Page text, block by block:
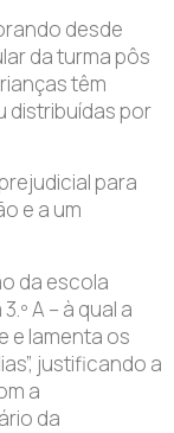
desde
da turma pôs
têm
distribuídas por
para
e a um
da escola
A – à qual a
e lamenta os
justificando a
a
da